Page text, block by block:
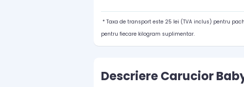
* Taxa de transport este 25 lei (TVA inclus) pentru
pentru fiecare kilogram suplimentar.
Descriere Carucior